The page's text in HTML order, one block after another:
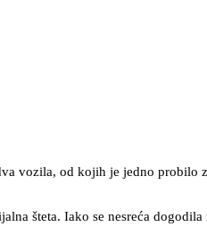
vozila, od kojih je jedno probilo
šteta. Iako se nesreća